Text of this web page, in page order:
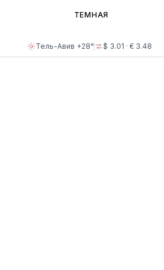
Тель-Авив +28° $ 3.01 · € 3.48
ТЕМНАЯ